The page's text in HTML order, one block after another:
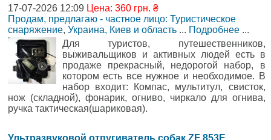
17-07-2026 12:09 Цена: 360 грн. ₴
Продам, предлагаю - частное лицо: Туристическое
снаряжение, Украина, Киев и область ... Подробнее ...
Для туристов, путешественников,
выживальщиков и активных людей есть в
продаже прекрасный, недорогой набор, в
котором есть все нужное и необходимое. В
набор входит: Компас, мультитул, свисток,
нож (складной), фонарик, огниво, чиркало для огнива,
ручка тактическая(шариковая).
Ультразвуковой отпугиватель собак ZF 853E.